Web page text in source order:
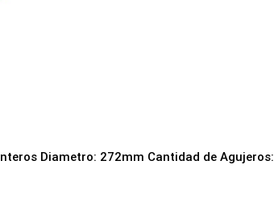
Diametro: 272mm Cantidad de Agujeros: